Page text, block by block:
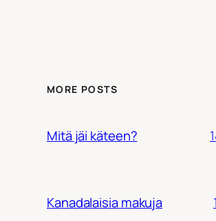
MORE POSTS
Mitä jäi käteen?
Kanadalaisia makuja